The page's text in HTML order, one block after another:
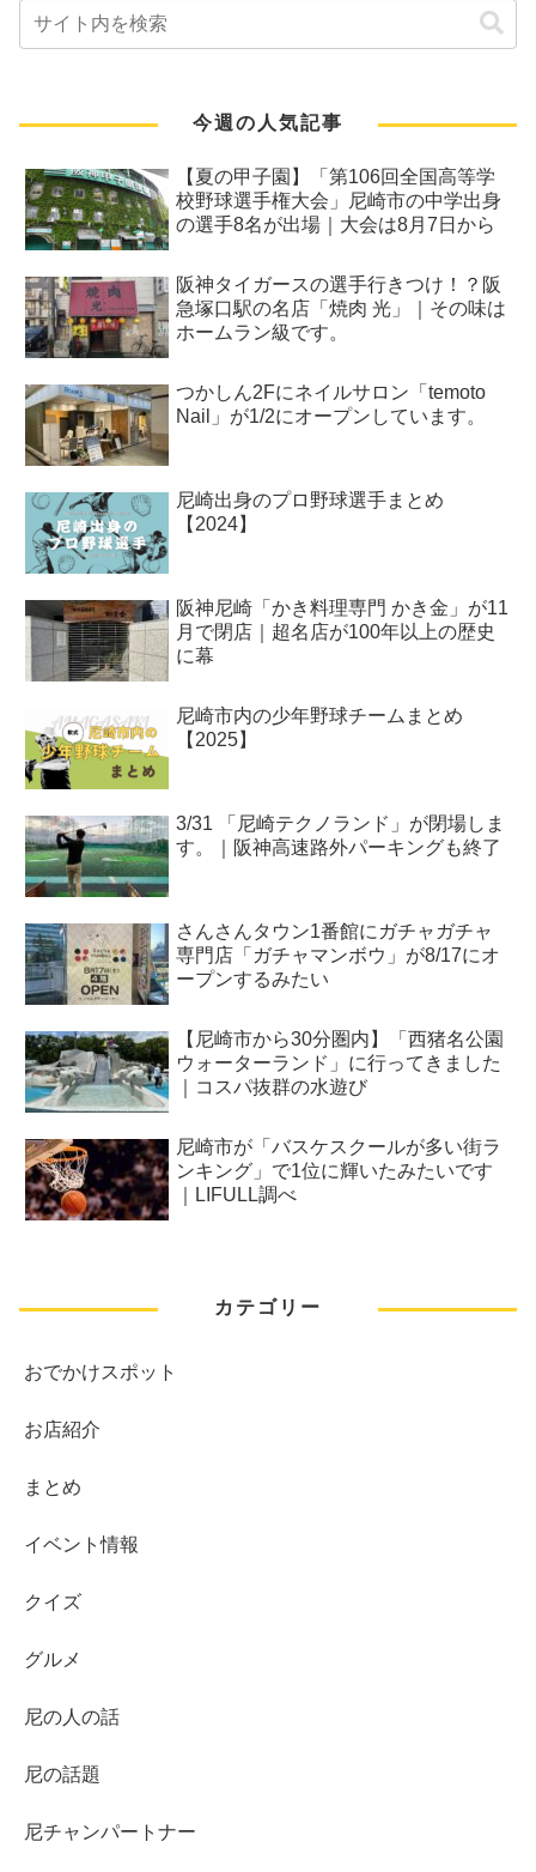
今週の人気記事
【夏の甲子園】「第106回全国高等学
校野球選手権大会」尼崎市の中学出身
の選手8名が出場｜大会は8月7日から
阪神タイガースの選手行きつけ！？阪
急塚口駅の名店「焼肉 光」｜その味は
ホームラン級です。
つかしん2Fにネイルサロン「temoto
Nail」が1/2にオープンしています。
尼崎出身のプロ野球選手まとめ
【2024】
阪神尼崎「かき料理専門 かき金」が11
月で閉店｜超名店が100年以上の歴史
に幕
尼崎市内の少年野球チームまとめ
【2025】
3/31 「尼崎テクノランド」が閉場しま
す。｜阪神高速路外パーキングも終了
さんさんタウン1番館にガチャガチャ
専門店「ガチャマンボウ」が8/17にオ
ープンするみたい
【尼崎市から30分圏内】「西猪名公園
ウォーターランド」に行ってきました
｜コスパ抜群の水遊び
尼崎市が「バスケスクールが多い街ラ
ンキング」で1位に輝いたみたいです
｜LIFULL調べ
カテゴリー
おでかけスポット
お店紹介
まとめ
イベント情報
クイズ
グルメ
尼の人の話
尼の話題
尼チャンパートナー